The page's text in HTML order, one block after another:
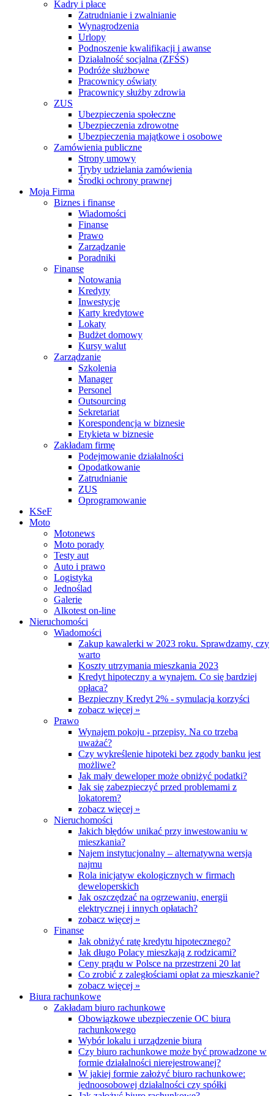
Kadry i płace
Zatrudnianie i zwalnianie
Wynagrodzenia
Urlopy
Podnoszenie kwalifikacji i awanse
Działalność socjalna (ZFŚS)
Podróże służbowe
Pracownicy oświaty
Pracownicy służby zdrowia
ZUS
Ubezpieczenia społeczne
Ubezpieczenia zdrowotne
Ubezpieczenia majątkowe i osobowe
Zamówienia publiczne
Strony umowy
Tryby udzielania zamówienia
Środki ochrony prawnej
Moja Firma
Biznes i finanse
Wiadomości
Finanse
Prawo
Zarządzanie
Poradniki
Finanse
Notowania
Kredyty
Inwestycje
Karty kredytowe
Lokaty
Budżet domowy
Kursy walut
Zarządzanie
Szkolenia
Manager
Personel
Outsourcing
Sekretariat
Korespondencja w biznesie
Etykieta w biznesie
Zakładam firmę
Podejmowanie działalności
Opodatkowanie
Zatrudnianie
ZUS
Oprogramowanie
KSeF
Moto
Motonews
Moto porady
Testy aut
Auto i prawo
Logistyka
Jednoślad
Galerie
Alkotest on-line
Nieruchomości
Wiadomości
Zakup kawalerki w 2023 roku. Sprawdzamy, czy
warto
Koszty utrzymania mieszkania 2023
Kredyt hipoteczny a wynajem. Co się bardziej
opłaca?
Bezpieczny Kredyt 2% - symulacja korzyści
zobacz więcej »
Prawo
Wynajem pokoju - przepisy. Na co trzeba
uważać?
Czy wykreślenie hipoteki bez zgody banku jest
możliwe?
Jak mały deweloper może obniżyć podatki?
Jak się zabezpieczyć przed problemami z
lokatorem?
zobacz więcej »
Nieruchomości
Jakich błędów unikać przy inwestowaniu w
mieszkania?
Najem instytucjonalny – alternatywna wersja
najmu
Rola inicjatyw ekologicznych w firmach
deweloperskich
Jak oszczędzać na ogrzewaniu, energii
elektrycznej i innych opłatach?
zobacz więcej »
Finanse
Jak obniżyć ratę kredytu hipotecznego?
Jak długo Polacy mieszkają z rodzicami?
Ceny prądu w Polsce na przestrzeni 20 lat
Co zrobić z zaległościami opłat za mieszkanie?
zobacz więcej »
Biura rachunkowe
Zakładam biuro rachunkowe
Obowiązkowe ubezpieczenie OC biura
rachunkowego
Wybór lokalu i urządzenie biura
Czy biuro rachunkowe może być prowadzone w
formie działalności nierejestrowanej?
W jakiej formie założyć biuro rachunkowe:
jednoosobowej działalności czy spółki